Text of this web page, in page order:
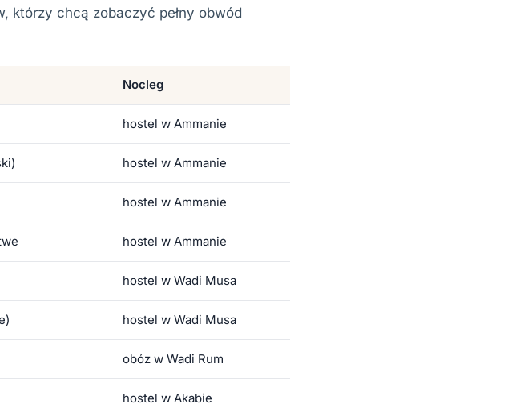
którzy chcą zobaczyć pełny obwód
Nocleg
hostel w Ammanie
hostel w Ammanie
hostel w Ammanie
hostel w Ammanie
hostel w Wadi Musa
hostel w Wadi Musa
obóz w Wadi Rum
hostel w Akabie